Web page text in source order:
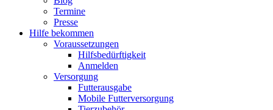
Termine
Presse
Hilfe bekommen
Voraussetzungen
Hilfsbedürftigkeit
Anmelden
Versorgung
Futterausgabe
Mobile Futterversorgung